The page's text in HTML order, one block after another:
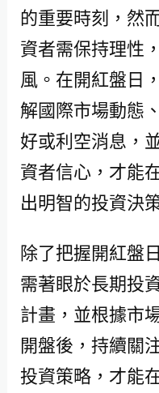
的重要時刻，然
資者需保持理性
風。在開紅盤日
解國際市場動態
好或利空消息，
資者信心，才能
出明智的投資決
除了把握開紅盤
需著眼於長期投
計畫，並根據市
開盤後，持續關
投資策略，才能